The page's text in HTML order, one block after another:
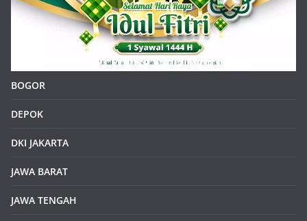
BOGOR
DEPOK
DKI JAKARTA
JAWA BARAT
JAWA TENGAH